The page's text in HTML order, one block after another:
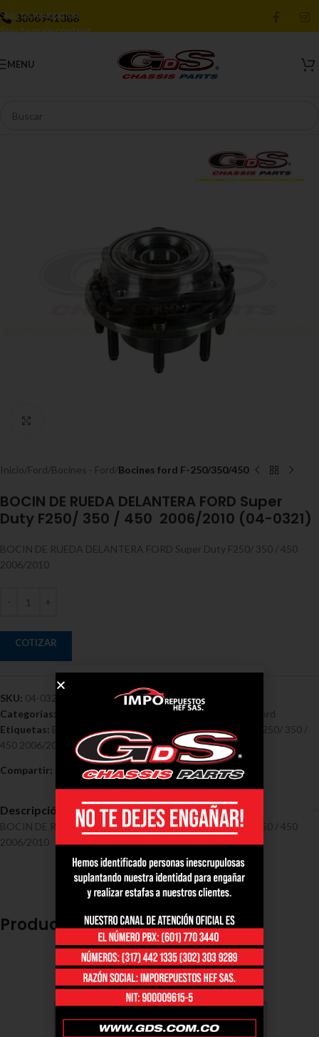
Skip to navigation
Skip to main content
3006941388
MENU
Inicio Ford Bocines - Ford Bocines ford F-250/350/450
BOCIN DE RUEDA DELANTERA FORD Super
Duty F250/ 350 / 450 2006/2010 (04-0321)
BOCIN DE RUEDA DELANTERA FORD Super Duty F250/ 350 / 450
2006/2010
COTIZAR
SKU: 04-0321
Categorías:
Bocines ford F-250/350/450
Ford
Etiquetas: Bocin Ford,Rueda Delantera Ford Super Duty F250/ 350 /
450 2006/2010
Compartir:
Descripción
BOCIN DE RUEDA DELANTERA FORD Super Duty F250/ 350 / 450
2006/2010
Productos relacionados